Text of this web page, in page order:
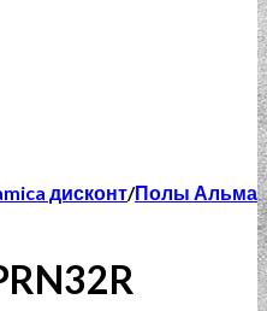
дисконт/Полы Альма